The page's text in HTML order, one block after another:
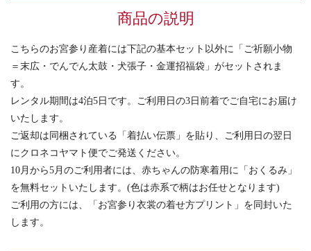
商品の説明
こちらのお宮参り産着には下記の基本セット以外に「ご祈願小物
＝末広・でんでん太鼓・犬張子・金運招福袋」がセットされま
す。
レンタル期間は4泊5日です。ご利用日の3日前着でご自宅にお届け
いたします。
ご返却は同梱されている「着払い伝票」を貼り、ご利用日の翌日
にクロネコヤマト便でご発送ください。
10月から5月のご利用者には、赤ちゃんの防寒着用に「おくるみ」
を無料セットいたします。(色は赤系で柄はお任せとなります)
ご利用の方には、「お宮参り衣裳の着せ方プリント」を同封いた
します。